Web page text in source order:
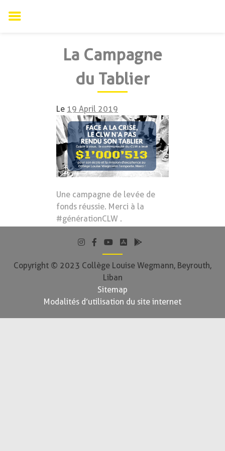
La Campagne
du Tablier
Le 19 April 2019
Une campagne de levée de
fonds réussie. Merci à la
#générationCLW .
Copyright © 2023 Collège Louise Wegmann, Beyrouth,
Liban
Sitemap
Modalités d’utilisation du site internet